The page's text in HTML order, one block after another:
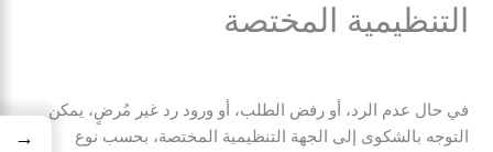
التنظيمية المختصة
في حال عدم الرد، أو رفض الطلب، أو ورود رد غير مُرضٍ، يمكن
التوجه بالشكوى إلى الجهة التنظيمية المختصة، بحسب نوع
→